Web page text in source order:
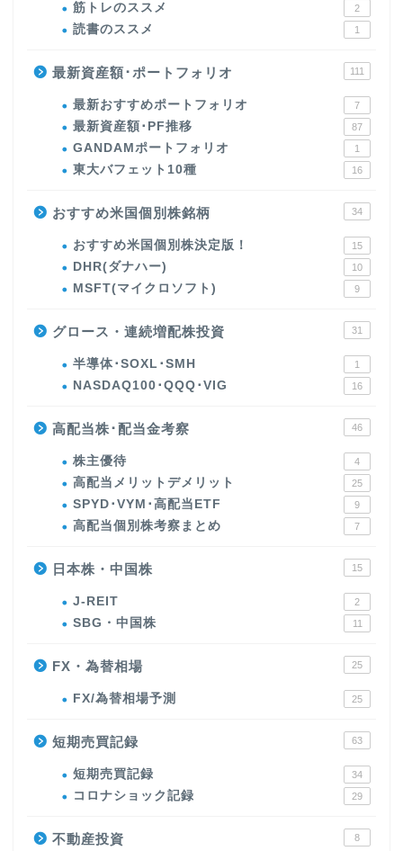
筋トレのススメ 2
読書のススメ 1
最新資産額･ポートフォリオ 111
最新おすすめポートフォリオ 7
最新資産額･PF推移 87
GANDAMポートフォリオ 1
東大バフェット10種 16
おすすめ米国個別株銘柄 34
おすすめ米国個別株決定版！ 15
DHR(ダナハー) 10
MSFT(マイクロソフト) 9
グロース・連続増配株投資 31
半導体･SOXL･SMH 1
NASDAQ100･QQQ･VIG 16
高配当株･配当金考察 46
株主優待 4
高配当メリットデメリット 25
SPYD･VYM･高配当ETF 9
高配当個別株考察まとめ 7
日本株・中国株 15
J-REIT 2
SBG・中国株 11
FX・為替相場 25
FX/為替相場予測 25
短期売買記録 63
短期売買記録 34
コロナショック記録 29
不動産投資 8